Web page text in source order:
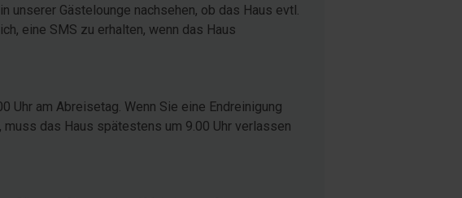
unserer Gästelounge nachsehen, ob das Haus evtl.
eine SMS zu erhalten, wenn das Haus
Uhr am Abreisetag. Wenn Sie eine Endreinigung
das Haus spätestens um 9.00 Uhr verlassen